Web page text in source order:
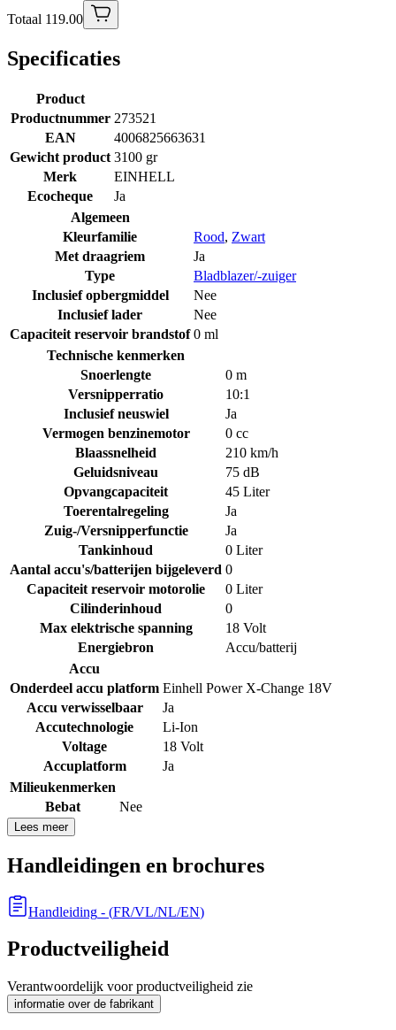
Totaal 119.00
Specificaties
Product
Productnummer 273521
EAN
4006825663631
Gewicht product 3100 gr
Merk
EINHELL
Ecocheque
Ja
Algemeen
Kleurfamilie
Rood, Zwart
Met draagriem
Ja
Type
Bladblazer/-zuiger
Inclusief opbergmiddel
Nee
Inclusief lader
Nee
Capaciteit reservoir brandstof 0 ml
Technische kenmerken
Snoerlengte
0 m
Versnipperratio
10:1
Inclusief neuswiel
Ja
Vermogen benzinemotor
0 cc
Blaassnelheid
210 km/h
Geluidsniveau
75 dB
Opvangcapaciteit
45 Liter
Toerentalregeling
Ja
Zuig-/Versnipperfunctie
Ja
Tankinhoud
0 Liter
Aantal accu's/batterijen bijgeleverd 0
Capaciteit reservoir motorolie
0 Liter
Cilinderinhoud
0
Max elektrische spanning
18 Volt
Energiebron
Accu/batterij
Accu
Onderdeel accu platform Einhell Power X-Change 18V
Accu verwisselbaar
Ja
Accutechnologie
Li-Ion
Voltage
18 Volt
Accuplatform
Ja
Milieukenmerken
Bebat
Nee
Lees meer
Handleidingen en brochures
Handleiding - (FR/VL/NL/EN)
Productveiligheid
Verantwoordelijk voor productveiligheid zie
informatie over de fabrikant